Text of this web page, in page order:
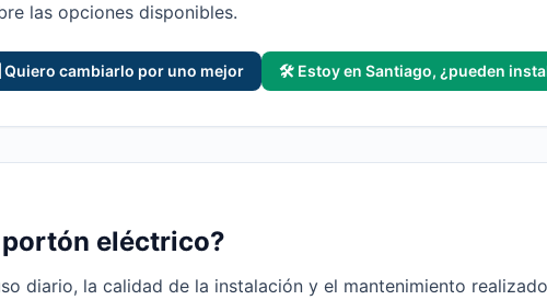
las opciones disponibles.
Quiero cambiarlo por uno mejor 🛠️ Estoy en Santiago, ¿pueden
eléctrico?
diario, la calidad de la instalación y el mantenimiento